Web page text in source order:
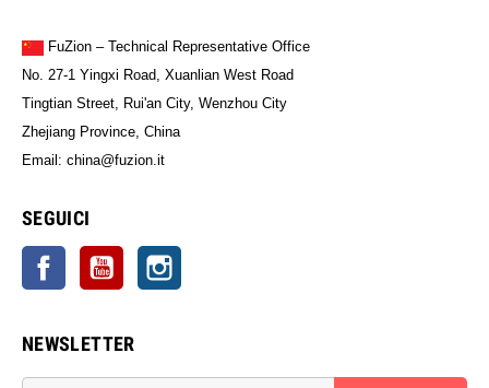
FuZion – Technical Representative Office
No. 27-1 Yingxi Road, Xuanlian West Road
Tingtian Street, Rui'an City, Wenzhou City
Zhejiang Province, China
Email: china@fuzion.it
SEGUICI
Facebook YouTube
NEWSLETTER